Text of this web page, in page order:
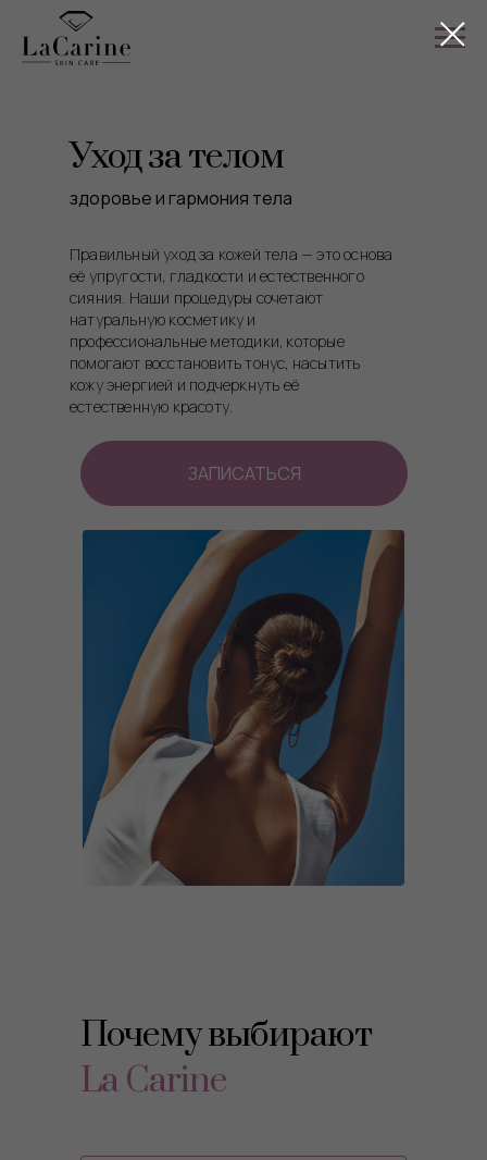
здоровье и гармония тела
Уход за телом
ЗАПИСАТЬСЯ
Правильный уход за кожей тела — это основа
её упругости, гладкости и естественного
сияния. Наши процедуры сочетают
натуральную косметику и
профессиональные методики, которые
помогают восстановить тонус, насытить
кожу энергией и подчеркнуть её
естественную красоту.
Почему выбирают
La Carine